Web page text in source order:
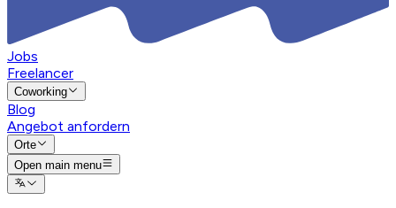
Jobs
Freelancer
Coworking
Blog
Angebot anfordern
Orte
Open main menu